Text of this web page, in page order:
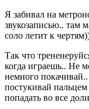
Я забивал на
звукозаписью.. там
соло летит к
Так что
когда играешь.. Не
немного
постукивай
попадать во все